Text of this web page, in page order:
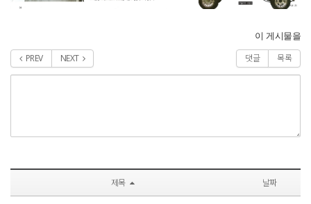
이 게시물을
PREV NEXT 댓글 목록
제목 날짜